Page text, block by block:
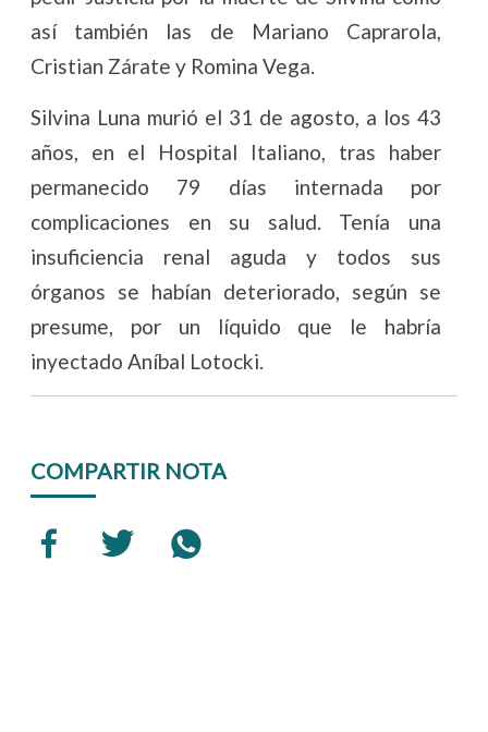
así también las de Mariano Caprarola,
Cristian Zárate y Romina Vega.
Silvina Luna murió el 31 de agosto, a los 43
años, en el Hospital Italiano, tras haber
permanecido 79 días internada por
complicaciones en su salud. Tenía una
insuficiencia renal aguda y todos sus
órganos se habían deteriorado, según se
presume, por un líquido que le habría
inyectado Aníbal Lotocki.
COMPARTIR NOTA